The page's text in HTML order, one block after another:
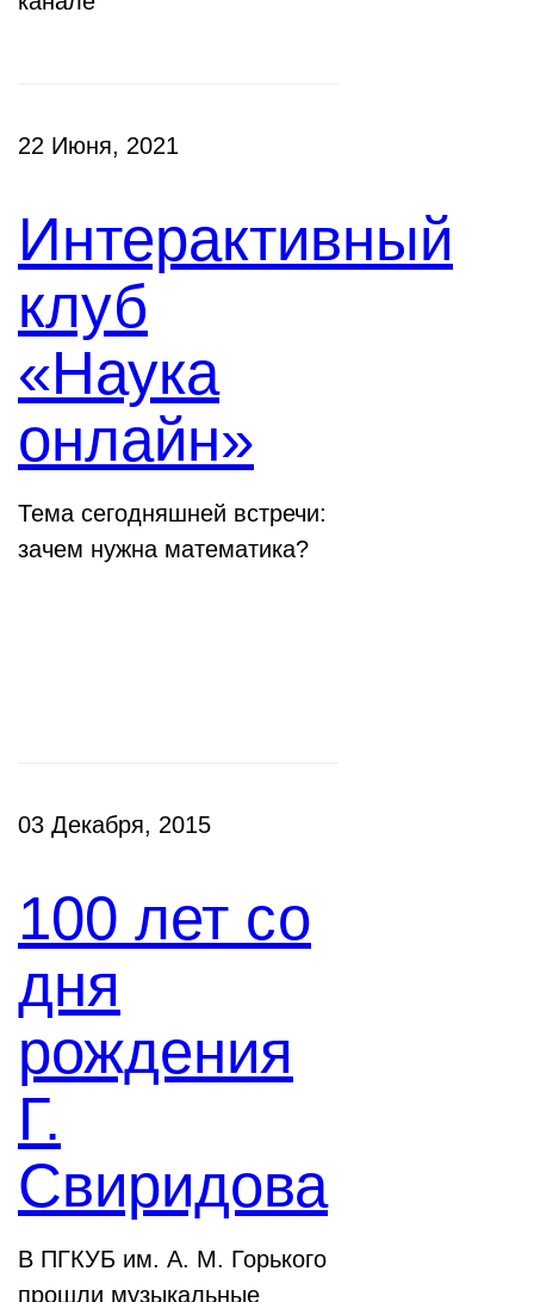
22 Июня, 2021
Интерактивный
клуб
«Наука
онлайн»
Тема сегодняшней встречи:
зачем нужна математика?
03 Декабря, 2015
100 лет со
дня
рождения
Г.
Свиридова
В ПГКУБ им. А. М. Горького
прошли музыкальные